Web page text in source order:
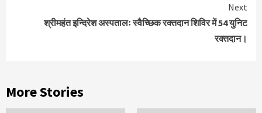
Next
श्रीमहंत इन्दिरेश अस्पतालः स्वैच्छिक रक्तदान शिविर में 54 युनिट
रक्तदान।
More Stories